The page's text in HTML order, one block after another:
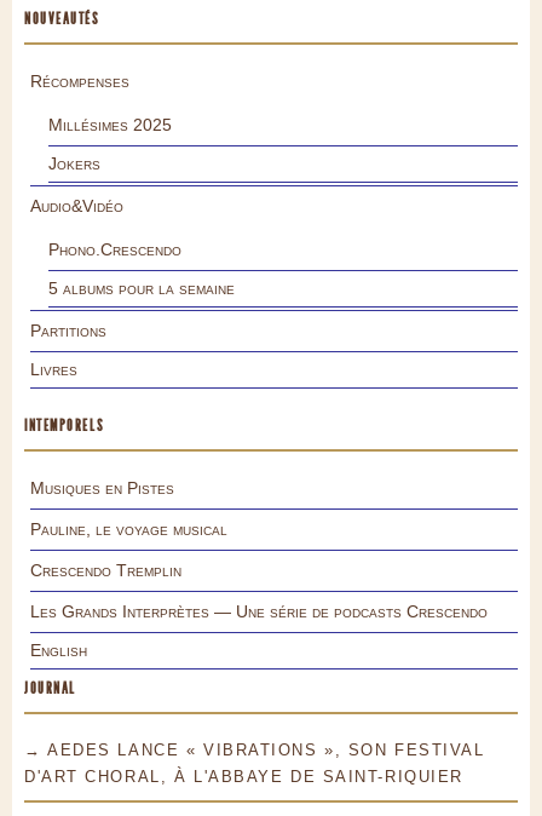
NOUVEAUTÉS
Récompenses
Millésimes 2025
Jokers
Audio&Vidéo
Phono.Crescendo
5 albums pour la semaine
Partitions
Livres
INTEMPORELS
Musiques en Pistes
Pauline, le voyage musical
Crescendo Tremplin
Les Grands Interprètes — Une série de podcasts Crescendo
English
JOURNAL
→ AEDES LANCE « VIBRATIONS », SON FESTIVAL
D'ART CHORAL, À L'ABBAYE DE SAINT-RIQUIER